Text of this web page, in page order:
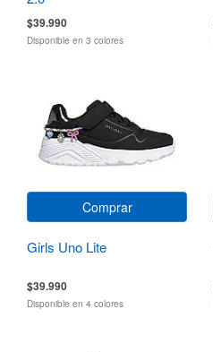
$39.990
Disponible en 3 colores
Comprar
Girls Uno Lite
$39.990
Disponible en 4 colores